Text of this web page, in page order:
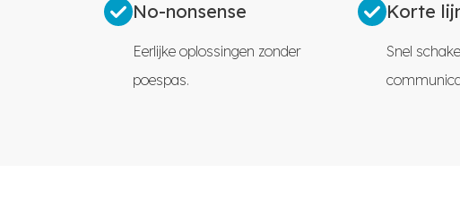
No-nonsense
Eerlijke oplossingen zonder
poespas.
Korte
Snel